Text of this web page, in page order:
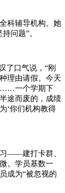
科辅导机构。她
问题”。
了口气说，“刚
理由请假。今天
……一个学期下
途而废的，成绩
‘你们机构教得
——建打卡群、
。学员基数一
成为“被忽视的